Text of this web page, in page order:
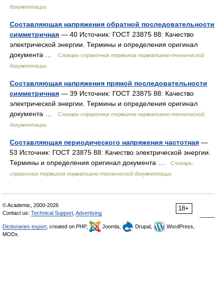
документации
Составляющая напряжения обратной последовательности
симметричная — 40 Источник: ГОСТ 23875 88: Качество
электрической энергии. Термины и определения оригинал
документа …
Словарь-справочник терминов нормативно-технической
документации
Составляющая напряжения прямой последовательности
симметричная — 39 Источник: ГОСТ 23875 88: Качество
электрической энергии. Термины и определения оригинал
документа …
Словарь-справочник терминов нормативно-технической
документации
Составляющая периодического напряжения частотная —
53 Источник: ГОСТ 23875 88: Качество электрической энергии.
Термины и определения оригинал документа …
Словарь-
справочник терминов нормативно-технической документации
18+
© Academic, 2000-2026
Contact us: Technical Support Advertising
Dictionaries export , created on PHP, Joomla, Drupal,
WordPress,
MODx.